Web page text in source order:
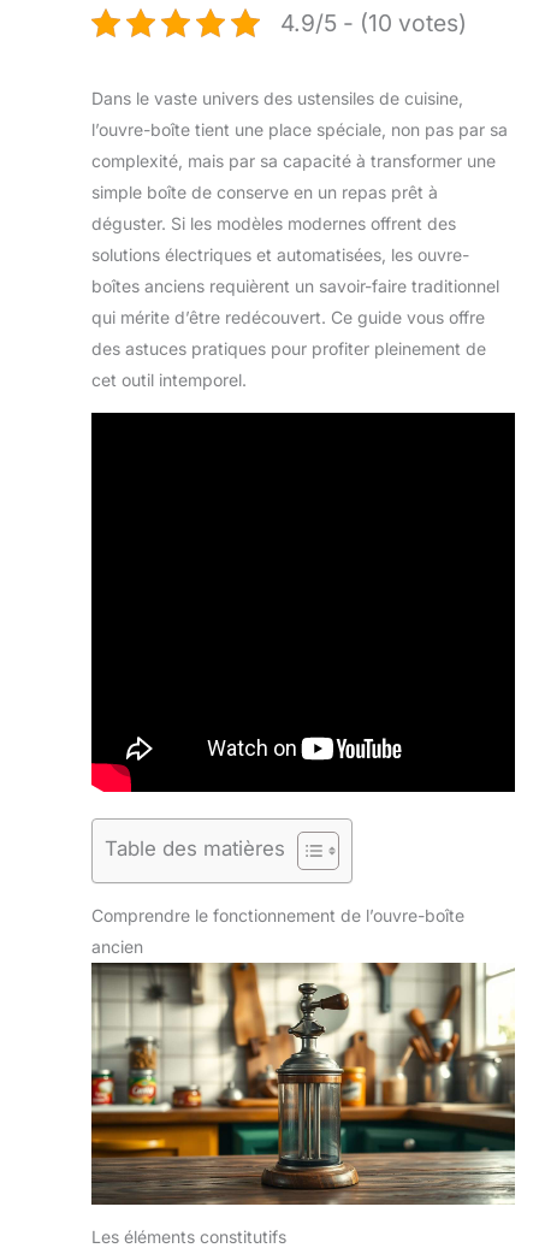
4.9/5 - (10 votes)
Dans le vaste univers des ustensiles de cuisine,
l’ouvre-boîte tient une place spéciale, non pas par sa
complexité, mais par sa capacité à transformer une
simple boîte de conserve en un repas prêt à
déguster. Si les modèles modernes offrent des
solutions électriques et automatisées, les ouvre-
boîtes anciens requièrent un savoir-faire traditionnel
qui mérite d’être redécouvert. Ce guide vous offre
des astuces pratiques pour profiter pleinement de
cet outil intemporel.
Table des matières
Comprendre le fonctionnement de l’ouvre-boîte
ancien
Les éléments constitutifs